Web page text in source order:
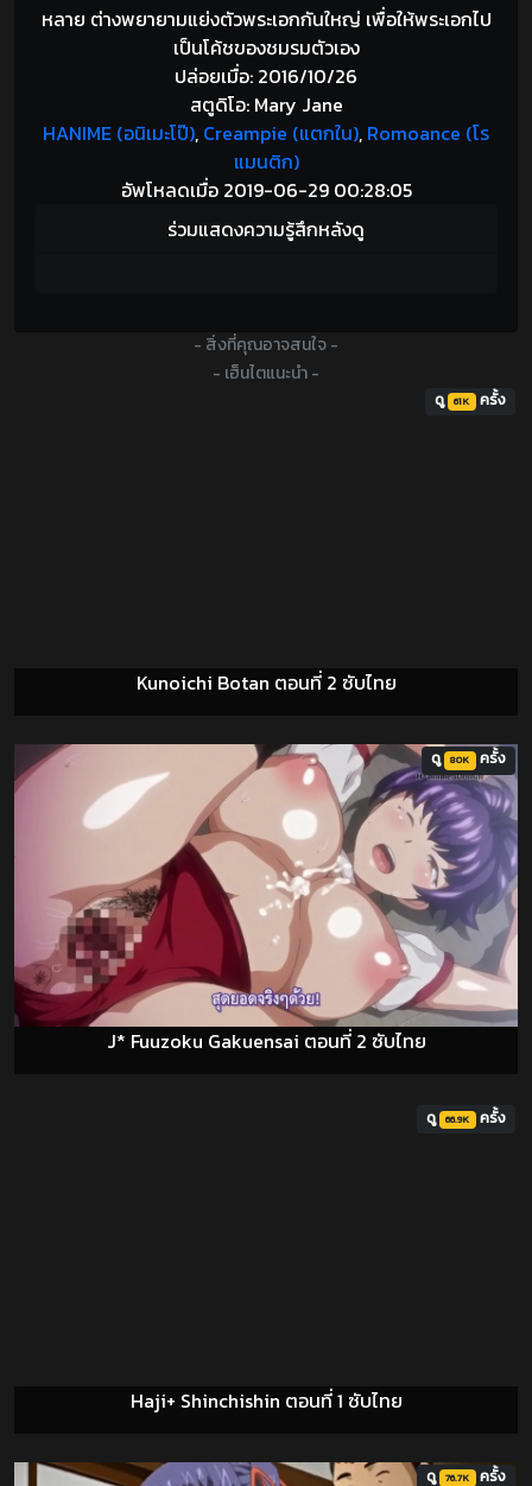
หลาย ต่างพยายามแย่งตัวพระเอกกันใหญ่ เพื่อให้พระเอกไป
เป็นโค้ชของชมรมตัวเอง
ปล่อยเมื่อ: 2016/10/26
สตูดิโอ: Mary Jane
HANIME (อนิเมะโป๊), Creampie (แตกใน), Romoance (โร
แมนติก)
อัพโหลดเมื่อ 2019-06-29 00:28:05
ร่วมแสดงความรู้สึกหลังดู
- สิ่งที่คุณอาจสนใจ -
- เฮ็นไตแนะนำ -
Kunoichi Botan ตอนที่ 2 ซับไทย
ดู 61K ครั้ง
J* Fuuzoku Gakuensai ตอนที่ 2 ซับไทย
ดู 80K ครั้ง
Haji+ Shinchishin ตอนที่ 1 ซับไทย
ดู 66.9K ครั้ง
ดู 76.7K ครั้ง